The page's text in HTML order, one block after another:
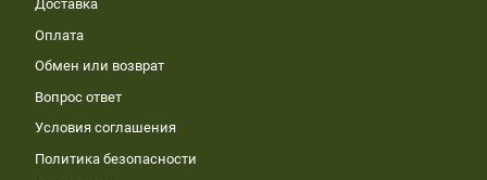
Доставка
Оплата
Обмен или возврат
Вопрос ответ
Условия соглашения
Политика безопасности